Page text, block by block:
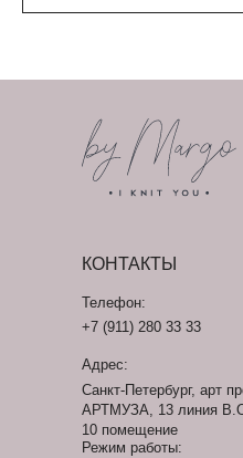
Телефон:
+7 (911) 280 33 33
Адрес:
Санкт-Петербург, арт
АРТМУЗА, 13 линия
10 помещение
Режим работы:
КОНТАКТЫ